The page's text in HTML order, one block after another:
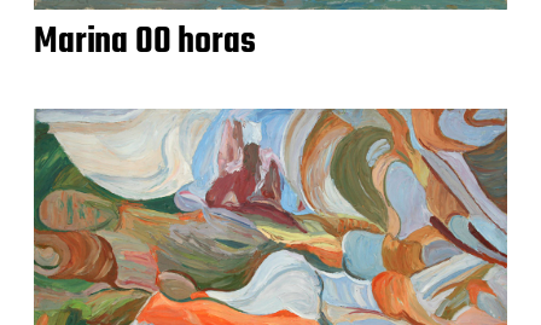
Marina 00 horas